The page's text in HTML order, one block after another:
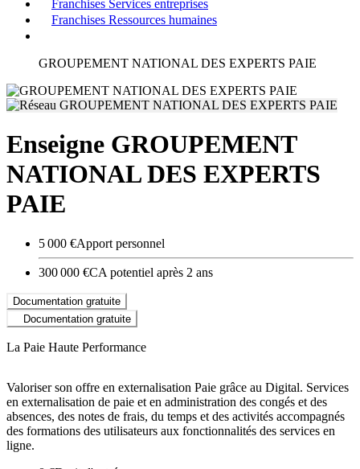
Franchises Services entreprises
Franchises Ressources humaines
GROUPEMENT NATIONAL DES EXPERTS PAIE
Enseigne GROUPEMENT
NATIONAL DES EXPERTS
PAIE
5 000 €Apport personnel
300 000 €CA potentiel après 2 ans
Documentation gratuite
Documentation gratuite
La Paie Haute Performance
Valoriser son offre en externalisation Paie grâce au Digital. Services
en externalisation de paie et en administration des congés et des
absences, des notes de frais, du temps et des activités accompagnés
des formations des utilisateurs aux fonctionnalités des services en
ligne.